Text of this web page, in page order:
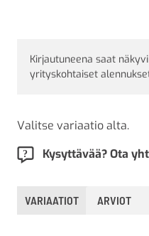
Kirjautuneena saat
yrityskohtaiset
Valitse variaatio alta.
Kysyttävää? Ota
VARIAATIOT ARVIOT